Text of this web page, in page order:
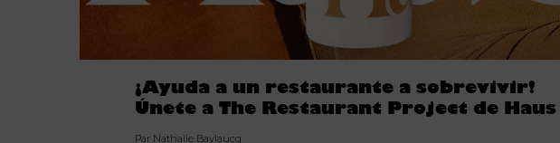
¡Ayuda a un restaurante a sobrevivir!
Únete a The Restaurant Project de Haus
Par Nathalie Baylaucq